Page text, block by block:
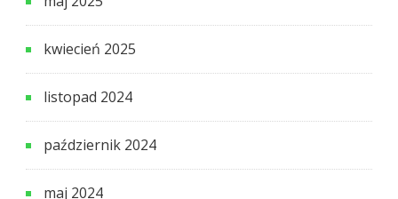
kwiecień 2025
listopad 2024
październik 2024
maj 2024